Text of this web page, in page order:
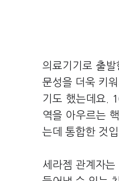
의료기기로 출
문성을 더욱 키
기도 했는데요.
역을 아우르는
는데 통합한 것입
세라젬 관계자